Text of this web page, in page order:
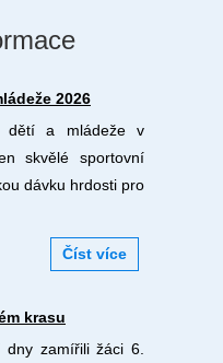
2026
dětí a mládeže v
skvělé sportovní
dávku hrdosti pro
Číst více
krasu
dny zamířili žáci 6.